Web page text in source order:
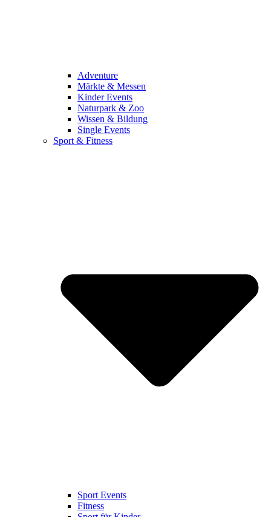
Adventure
Märkte & Messen
Kinder Events
Naturpark & Zoo
Wissen & Bildung
Single Events
Sport & Fitness
Sport Events
Fitness